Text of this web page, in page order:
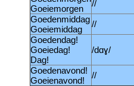
Goeiemorgen
//
Goedenmiddag
Goeiemiddag
//
Goedendag!
Goeiedag!
Dag!
/dɑɣ/
Goedenavond!
Goeienavond!
//